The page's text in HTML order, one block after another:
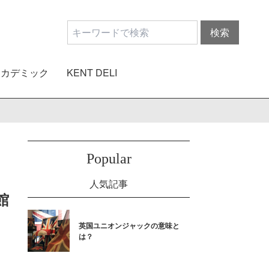
デミック KENT DELI
Popular
人気記事
英国ユニオンジャックの意味と
は？